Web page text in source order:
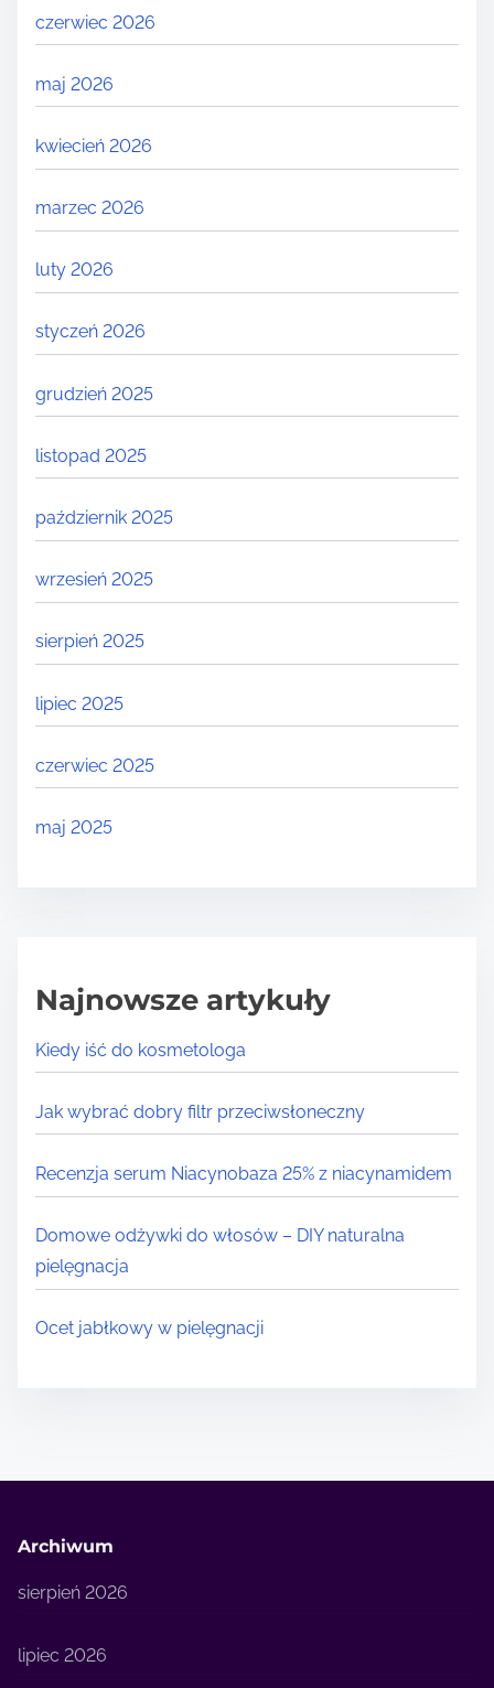
czerwiec 2026
maj 2026
kwiecień 2026
marzec 2026
luty 2026
styczeń 2026
grudzień 2025
listopad 2025
październik 2025
wrzesień 2025
sierpień 2025
lipiec 2025
czerwiec 2025
maj 2025
Najnowsze artykuły
Kiedy iść do kosmetologa
Jak wybrać dobry filtr przeciwsłoneczny
Recenzja serum Niacynobaza 25% z niacynamidem
Domowe odżywki do włosów – DIY naturalna
pielęgnacja
Ocet jabłkowy w pielęgnacji
Archiwum
sierpień 2026
lipiec 2026